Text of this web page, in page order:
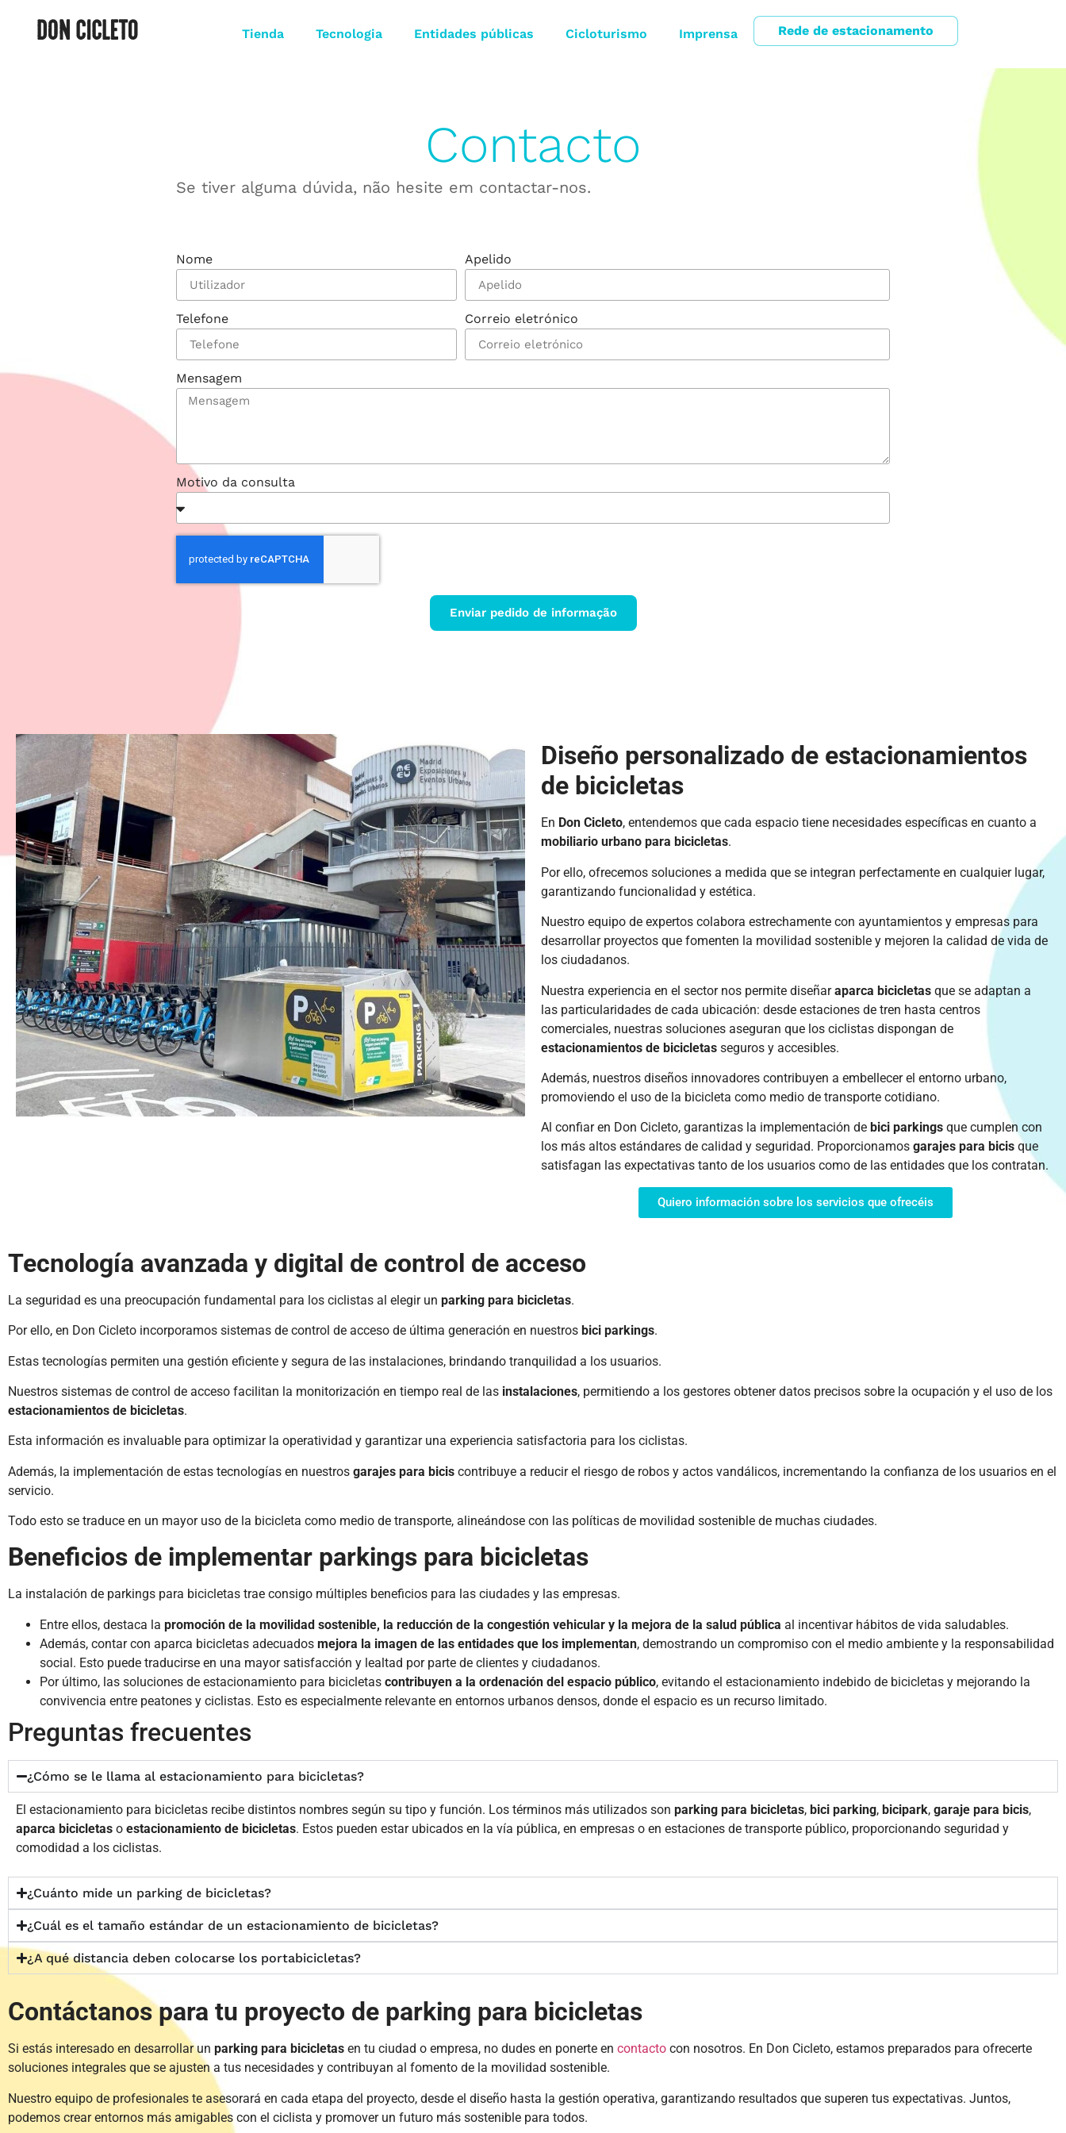
Tienda Tecnologia Entidades públicas Cicloturismo Imprensa Rede de estacionamento
Contacto
Se tiver alguma dúvida, não hesite em contactar-nos.
Nome Apelido
Telefone Correio eletrónico
Mensagem
Motivo da consulta
Enviar pedido de informação
Diseño personalizado de estacionamientos
de bicicletas
En Don Cicleto, entendemos que cada espacio tiene necesidades específicas en cuanto a
mobiliario urbano para bicicletas.
Por ello, ofrecemos soluciones a medida que se integran perfectamente en cualquier lugar,
garantizando funcionalidad y estética.
Nuestro equipo de expertos colabora estrechamente con ayuntamientos y empresas para
desarrollar proyectos que fomenten la movilidad sostenible y mejoren la calidad de vida de
los ciudadanos.
Nuestra experiencia en el sector nos permite diseñaraparca bicicletas que se adaptan a
las particularidades de cada ubicación: desde estaciones de tren hasta centros
comerciales, nuestras soluciones aseguran que los ciclistas dispongan de
estacionamientos de bicicletas seguros y accesibles.
Además, nuestros diseños innovadores contribuyen a embellecer el entorno urbano,
promoviendo el uso de la bicicleta como medio de transporte cotidiano.
Al confiar en Don Cicleto, garantizas la implementación de bici parkings que cumplen con
los más altos estándares de calidad y seguridad. Proporcionamos garajes para bicis que
satisfagan las expectativas tanto de los usuarios como de las entidades que los contratan.
Quiero información sobre los servicios que ofrecéis
Tecnología avanzada y digital de control de acceso
La seguridad es una preocupación fundamental para los ciclistas al elegir un parking para bicicletas.
Por ello, en Don Cicleto incorporamos sistemas de control de acceso de última generación en nuestros bici parkings.
Estas tecnologías permiten una gestión eficiente y segura de las instalaciones, brindando tranquilidad a los usuarios.
Nuestros sistemas de control de acceso facilitan la monitorización en tiempo real de las instalaciones, permitiendo a los gestores obtener datos precisos sobre la ocupación y el uso de los
estacionamientos de bicicletas.
Esta información es invaluable para optimizar la operatividad y garantizar una experiencia satisfactoria para los ciclistas.
Además, la implementación de estas tecnologías en nuestros garajes para bicis contribuye a reducir el riesgo de robos y actos vandálicos, incrementando la confianza de los usuarios en el
servicio.
Todo esto se traduce en un mayor uso de la bicicleta como medio de transporte, alineándose con las políticas de movilidad sostenible de muchas ciudades.
Beneficios de implementar parkings para bicicletas
La instalación de parkings para bicicletas trae consigo múltiples beneficios para las ciudades y las empresas.
Entre ellos, destaca la promoción de la movilidad sostenible, la reducción de la congestión vehicular y la mejora de la salud pública al incentivar hábitos de vida saludables.
Además, contar con aparca bicicletas adecuados mejora la imagen de las entidades que los implementan, demostrando un compromiso con el medio ambiente y la responsabilidad
social. Esto puede traducirse en una mayor satisfacción y lealtad por parte de clientes y ciudadanos.
Por último, las soluciones de estacionamiento para bicicletas contribuyen a la ordenación del espacio público, evitando el estacionamiento indebido de bicicletas y mejorando la
convivencia entre peatones y ciclistas. Esto es especialmente relevante en entornos urbanos densos, donde el espacio es un recurso limitado.
Preguntas frecuentes
¿Cómo se le llama al estacionamiento para bicicletas?
El estacionamiento para bicicletas recibe distintos nombres según su tipo y función. Los términos más utilizados son parking para bicicletas, bici parking, bicipark, garaje para bicis,
aparca bicicletas o estacionamiento de bicicletas. Estos pueden estar ubicados en la vía pública, en empresas o en estaciones de transporte público, proporcionando seguridad y
comodidad a los ciclistas.
¿Cuánto mide un parking de bicicletas?
¿Cuál es el tamaño estándar de un estacionamiento de bicicletas?
¿A qué distancia deben colocarse los portabicicletas?
Contáctanos para tu proyecto de parking para bicicletas
Si estás interesado en desarrollar un parking para bicicletas en tu ciudad o empresa, no dudes en ponerte en contacto con nosotros. En Don Cicleto, estamos preparados para ofrecerte
soluciones integrales que se ajusten a tus necesidades y contribuyan al fomento de la movilidad sostenible.
Nuestro equipo de profesionales te asesorará en cada etapa del proyecto, desde el diseño hasta la gestión operativa, garantizando resultados que superen tus expectativas. Juntos,
podemos crear entornos más amigables con el ciclista y promover un futuro más sostenible para todos.